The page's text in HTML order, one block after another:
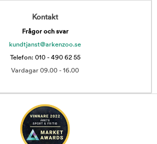
Kontakt
Frågor och svar
kundtjanst@arkenzoo.se
Telefon: 010 - 490 62 55
Vardagar 09.00 - 16.00